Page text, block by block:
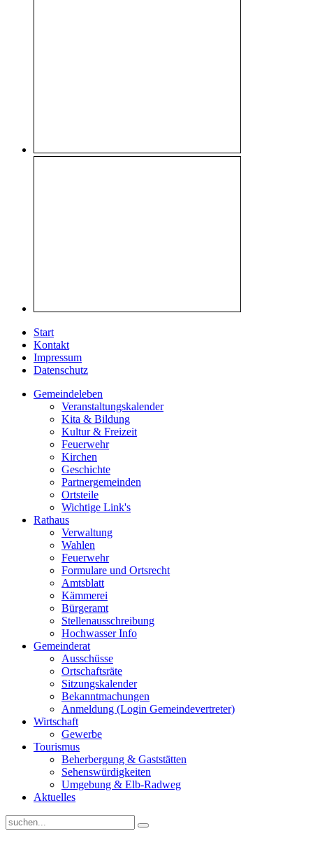
Start
Kontakt
Impressum
Datenschutz
Gemeindeleben
Veranstaltungskalender
Kita & Bildung
Kultur & Freizeit
Feuerwehr
Kirchen
Geschichte
Partnergemeinden
Ortsteile
Wichtige Link's
Rathaus
Verwaltung
Wahlen
Feuerwehr
Formulare und Ortsrecht
Amtsblatt
Kämmerei
Bürgeramt
Stellenausschreibung
Hochwasser Info
Gemeinderat
Ausschüsse
Ortschaftsräte
Sitzungskalender
Bekanntmachungen
Anmeldung (Login Gemeindevertreter)
Wirtschaft
Gewerbe
Tourismus
Beherbergung & Gaststätten
Sehenswürdigkeiten
Umgebung & Elb-Radweg
Aktuelles